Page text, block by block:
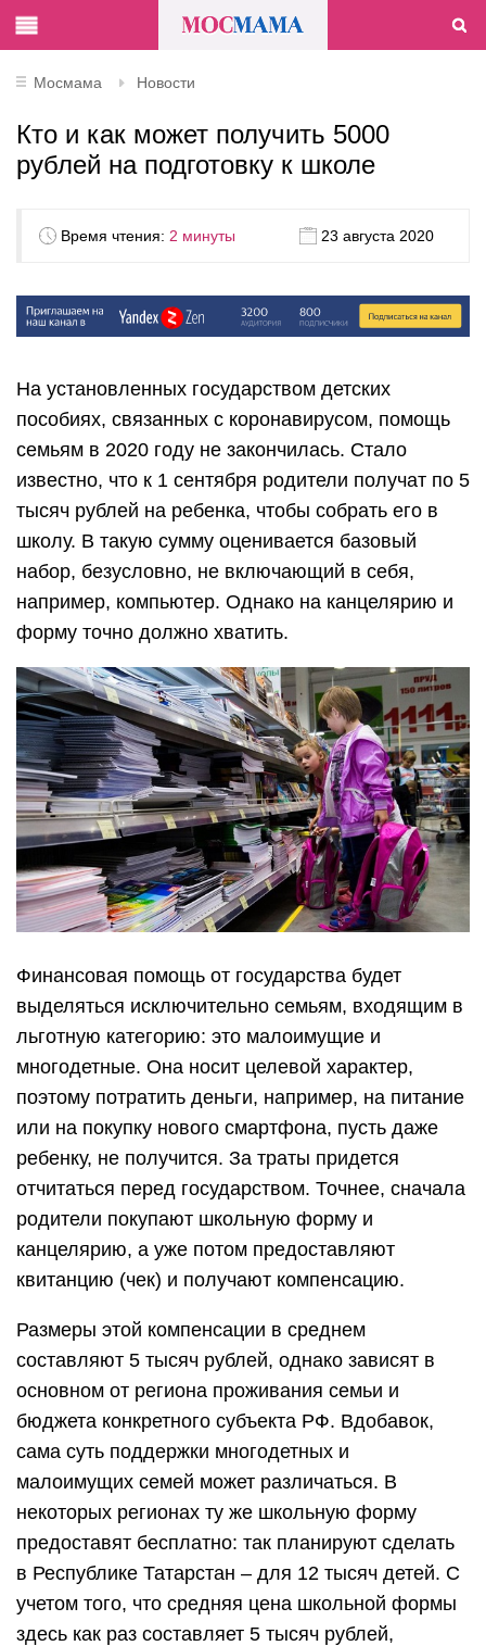
Мосмама Новости
Кто и как может получить 5000
рублей на подготовку к школе
Время чтения: 2 минуты 23 августа 2020
На установленных государством детских
пособиях, связанных с коронавирусом, помощь
семьям в 2020 году не закончилась. Стало
известно, что к 1 сентября родители получат по 5
тысяч рублей на ребенка, чтобы собрать его в
школу. В такую сумму оценивается базовый
набор, безусловно, не включающий в себя,
например, компьютер. Однако на канцелярию и
форму точно должно хватить.
Финансовая помощь от государства будет
выделяться исключительно семьям, входящим в
льготную категорию: это малоимущие и
многодетные. Она носит целевой характер,
поэтому потратить деньги, например, на питание
или на покупку нового смартфона, пусть даже
ребенку, не получится. За траты придется
отчитаться перед государством. Точнее, сначала
родители покупают школьную форму и
канцелярию, а уже потом предоставляют
квитанцию (чек) и получают компенсацию.
Размеры этой компенсации в среднем
составляют 5 тысяч рублей, однако зависят в
основном от региона проживания семьи и
бюджета конкретного субъекта РФ. Вдобавок,
сама суть поддержки многодетных и
малоимущих семей может различаться. В
некоторых регионах ту же школьную форму
предоставят бесплатно: так планируют сделать
в Республике Татарстан – для 12 тысяч детей. С
учетом того, что средняя цена школьной формы
здесь как раз составляет 5 тысяч рублей,